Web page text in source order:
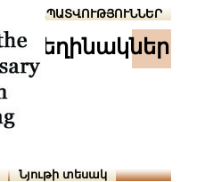
ՆԱԽԱՊԱՏՎՈՒԹՅՈՒՆՆԵՐ
հեղինակներ
Նյութի տեսակ